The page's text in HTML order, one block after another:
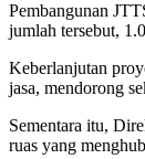
Pembangunan
jumlah tersebut,
Keberlanjutan
jasa, mendorong
Sementara itu,
ruas yang